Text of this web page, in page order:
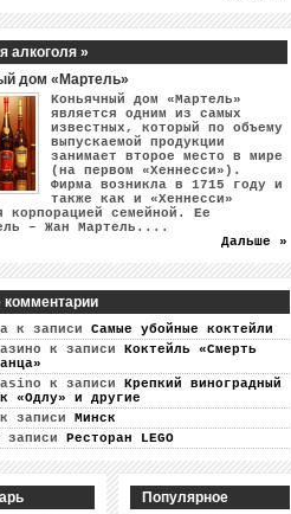
алкоголя »
дом «Мартель»
Коньячный дом «Мартель»
является одним из самых
известных, который по объему
выпускаемой продукции
занимает второе место в мире
(на первом «Хеннесси»).
Фирма возникла в 1715 году и
также как и «Хеннесси»
корпорацией семейной. Ее
– Жан Мартель....
Дальше »
к записи Самые убойные коктейли
к записи Коктейль «Смерть
к записи Крепкий виноградный
«Одлу» и другие
к записи Минск
записи Ресторан LEGO
Популярное